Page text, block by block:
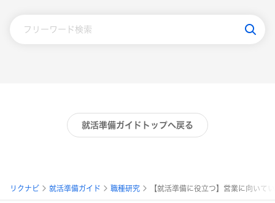
就活準備ガイドトップへ戻る
パリクナビ 就活準備ガイド 職種研究 【就活準備に役立つ】営業に向いて